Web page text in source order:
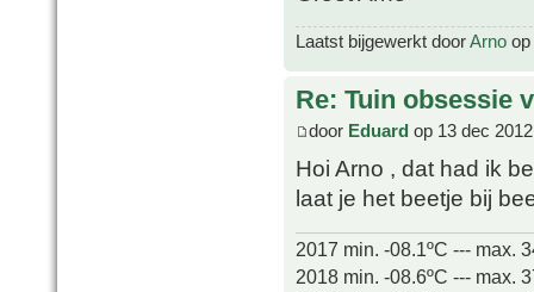
Laatst bijgewerkt doorArno op
Re: Tuin obsessie
door Eduard op 13 dec
Hoi Arno , dat had ik
laat je het beetje bij
2017 min. -08.1ºC --- max.
2018 min. -08.6ºC --- max.